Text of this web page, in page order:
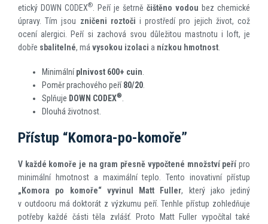
etický DOWN CODEX® . Peří je šetrně čištěno vodou bez chemické
úpravy. Tím jsou zničeni roztoči i prostředí pro jejich život, což
ocení alergici. Peří si zachová svou důležitou mastnotu i loft, je
dobře sbalitelné, má vysokou izolaci a nízkou hmotnost
Minimálníplnivost 600+ cuin
Poměr prachového peří80/20
Splňuje DOWN CODEX®
Dlouhá životnost.
Přístup “Komora-po-komoře”
V každé komoře je na gram přesně vypočtené množství peří pro
minimální hmotnost a maximální teplo. Tento inovativní přístup
„Komora po komoře“ vyvinul Matt Fuller, který jako jediný
v outdooru má doktorát z výzkumu peří. Tenhle přístup zohledňuje
potřeby každé části těla zvlášť. Proto Matt Fuller vypočítal také